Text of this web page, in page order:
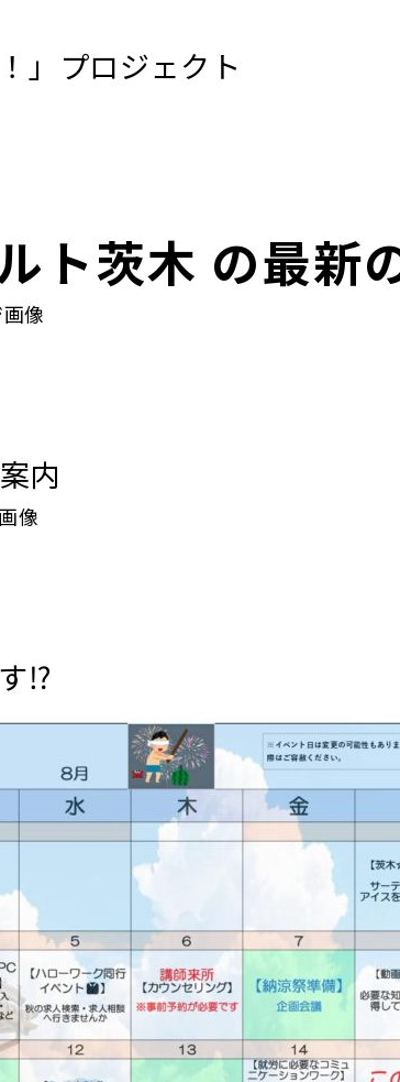
」プロジェクト
ト茨木 の最新
内
⁉️